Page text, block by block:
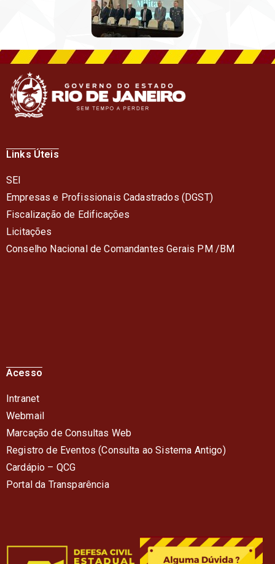
Links Úteis
SEI
Empresas e Profissionais Cadastrados (DGST)
Fiscalização de Edificações
Licitações
Conselho Nacional de Comandantes Gerais PM /BM
Acesso
Intranet
Webmail
Marcação de Consultas Web
Registro de Eventos (Consulta ao Sistema Antigo)
Cardápio – QCG
Portal da Transparência